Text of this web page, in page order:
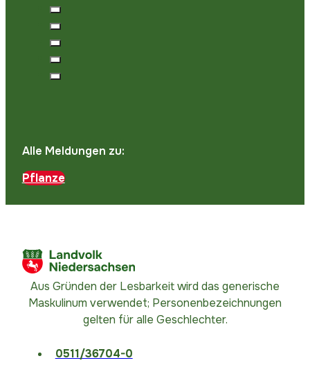
Alle Meldungen zu:
Pflanze
Aus Gründen der Lesbarkeit wird das generische
Maskulinum verwendet; Personenbezeichnungen
gelten für alle Geschlechter.
0511/36704-0